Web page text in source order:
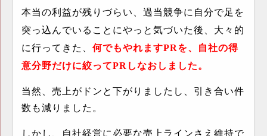
本当の利益が残りづらい、過当競争に自分で足を
突っ込んでいることにやっと気づいた後、大々的
に行ってきた、 何でもやれますPRを、自社の得
意分野だけに絞ってPR しなおしました。
当然、売上がドンと下がりましたし、引き合い件
数も減りました。
しかし、自社経営に必要な売上ラインさえ維持で